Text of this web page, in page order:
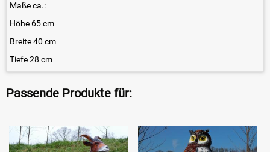
Maße ca.:
Höhe 65 cm
Breite 40 cm
Tiefe 28 cm
Passende Produkte für: